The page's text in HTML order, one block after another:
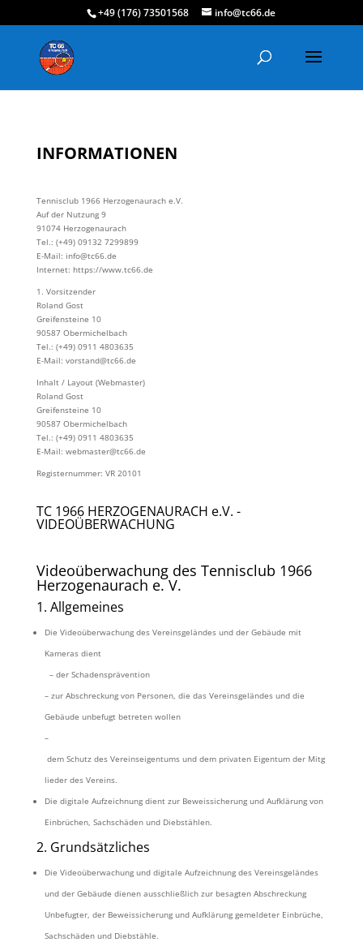
+49 (176) 73501568 info@tc66.de
INFORMATIONEN
Tennisclub 1966 Herzogenaurach e.V.
Auf der Nutzung 9
91074 Herzogenaurach
Tel.: (+49) 09132 7299899
E-Mail: info@tc66.de
Internet: https://www.tc66.de
1. Vorsitzender
Roland Gost
Greifensteine 10
90587 Obermichelbach
Tel.: (+49) 0911 4803635
E-Mail: vorstand@tc66.de
Inhalt / Layout (Webmaster)
Roland Gost
Greifensteine 10
90587 Obermichelbach
Tel.: (+49) 0911 4803635
E-Mail: webmaster@tc66.de
Registernummer: VR 20101
TC 1966 HERZOGENAURACH e.V. -
VIDEOÜBERWACHUNG
Videoüberwachung des Tennisclub 1966
Herzogenaurach e. V.
1. Allgemeines
Die Videoüberwachung des Vereinsgeländes und der Gebäude mit
Kameras dient
– der Schadensprävention
– zur Abschreckung von Personen, die das Vereinsgeländes und die
Gebäude unbefugt betreten wollen
–
dem Schutz des Vereinseigentums und dem privaten Eigentum der Mitg
lieder des Vereins.
Die digitale Aufzeichnung dient zur Beweissicherung und Aufklärung von
Einbrüchen, Sachschäden und Diebstählen.
2. Grundsätzliches
Die Videoüberwachung und digitale Aufzeichnung des Vereinsgeländes
und der Gebäude dienen ausschließlich zur besagten Abschreckung
Unbefugter, der Beweissicherung und Aufklärung gemeldeter Einbrüche,
Sachschäden und Diebstähle.